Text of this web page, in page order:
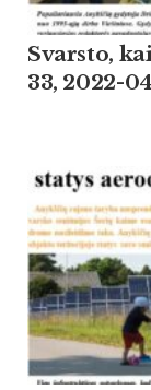
Svarsto,
33, 2022-